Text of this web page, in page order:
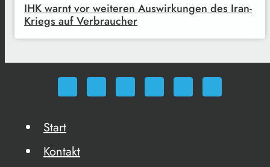
IHK warnt vor weiteren Auswirkungen des Iran-
Kriegs auf Verbraucher
Start
Kontakt